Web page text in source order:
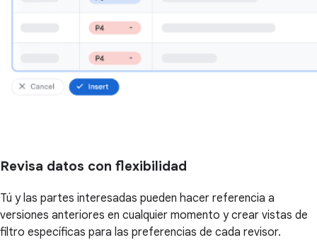
Revisa datos con flexibilidad
Tú y las partes interesadas pueden hacer referencia a
versiones anteriores en cualquier momento y crear vistas de
filtro específicas para las preferencias de cada revisor.